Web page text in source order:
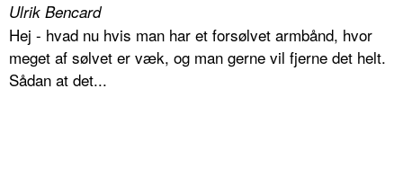
Ulrik Bencard
Hej - hvad nu hvis man har et forsølvet armbånd, hvor
meget af sølvet er væk, og man gerne vil fjerne det helt.
Sådan at det...